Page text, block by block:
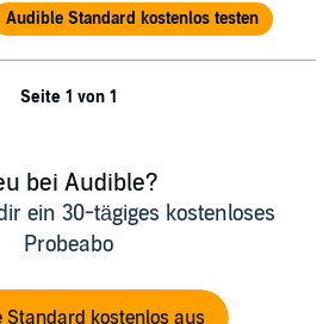
Audible Standard kostenlos testen
Seite 1 von 1
bei Audible?
ein 30-tägiges kostenloses
Probeabo
Standard kostenlos aus